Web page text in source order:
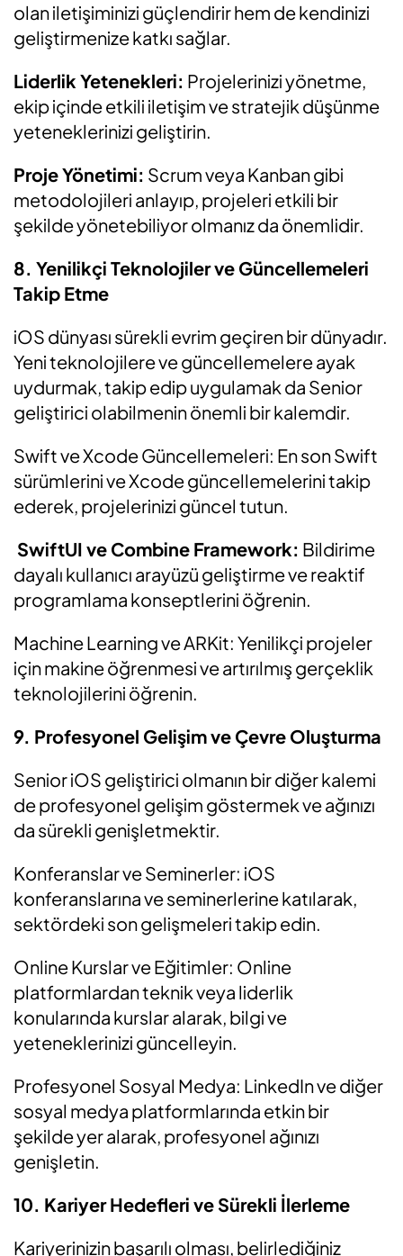
olan iletişiminizi güçlendirir hem de kendinizi
geliştirmenize katkı sağlar.
Liderlik Yetenekleri: Projelerinizi yönetme,
ekip içinde etkili iletişim ve stratejik düşünme
yeteneklerinizi geliştirin.
Proje Yönetimi: Scrum veya Kanban gibi
metodolojileri anlayıp, projeleri etkili bir
şekilde yönetebiliyor olmanız da önemlidir.
8. Yenilikçi Teknolojiler ve Güncellemeleri
Takip Etme
iOS dünyası sürekli evrim geçiren bir dünyadır.
Yeni teknolojilere ve güncellemelere ayak
uydurmak, takip edip uygulamak da Senior
geliştirici olabilmenin önemli bir kalemdir.
Swift ve Xcode Güncellemeleri: En son Swift
sürümlerini ve Xcode güncellemelerini takip
ederek, projelerinizi güncel tutun.
SwiftUI ve Combine Framework: Bildirime
dayalı kullanıcı arayüzü geliştirme ve reaktif
programlama konseptlerini öğrenin.
Machine Learning ve ARKit: Yenilikçi projeler
için makine öğrenmesi ve artırılmış gerçeklik
teknolojilerini öğrenin.
9. Profesyonel Gelişim ve Çevre Oluşturma
Senior iOS geliştirici olmanın bir diğer kalemi
de profesyonel gelişim göstermek ve ağınızı
da sürekli genişletmektir.
Konferanslar ve Seminerler: iOS
konferanslarına ve seminerlerine katılarak,
sektördeki son gelişmeleri takip edin.
Online Kurslar ve Eğitimler: Online
platformlardan teknik veya liderlik
konularında kurslar alarak, bilgi ve
yeteneklerinizi güncelleyin.
Profesyonel Sosyal Medya: LinkedIn ve diğer
sosyal medya platformlarında etkin bir
şekilde yer alarak, profesyonel ağınızı
genişletin.
10. Kariyer Hedefleri ve Sürekli İlerleme
Kariyerinizin başarılı olması, belirlediğiniz